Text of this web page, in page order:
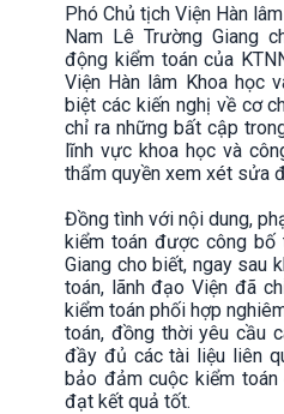
Phó Chủ tịch Viện Hàn
Nam Lê Trường Giang
động kiểm toán của
Viện Hàn lâm Khoa học
biệt các kiến nghị về cơ
chỉ ra những bất cập
lĩnh vực khoa học và
thẩm quyền xem xét sửa
Đồng tình với nội dung,
kiểm toán được công bố
Giang cho biết, ngay sau
toán, lãnh đạo Viện đã
kiểm toán phối hợp
toán, đồng thời yêu cầu
đầy đủ các tài liệu liên
bảo đảm cuộc kiểm
đạt kết quả tốt.